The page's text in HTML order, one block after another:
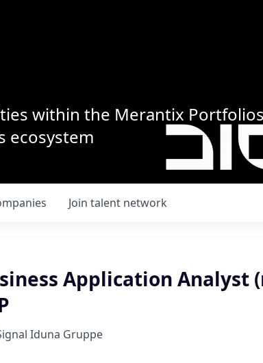
within the Merantix
ecosystem
Join talent network
Application Analyst
Iduna Gruppe